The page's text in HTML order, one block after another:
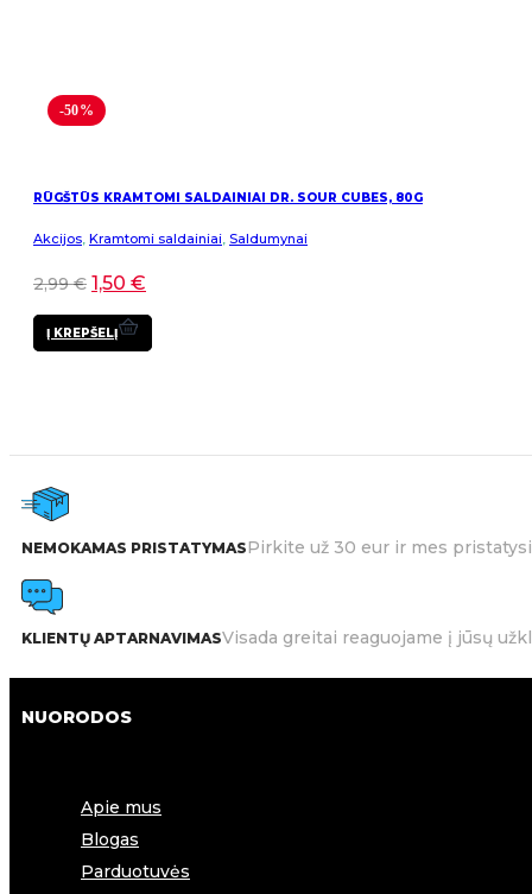
-50%
RŪGŠTŪS KRAMTOMI SALDAINIAI DR. SOUR CUBES, 80G
Akcijos Kramtomi saldainiai Saldumynai
2,99€ 1,50 €
Į KREPŠELĮ
NEMOKAMAS PRISTATYMASPirkite už 30 eur ir mes
KLIENTŲ APTARNAVIMASVisada greitai reaguojame į jūsų
NUORODOS
Apie mus
Blogas
Parduotuvės